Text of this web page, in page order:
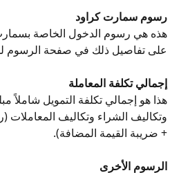
رسوم سمارت كراود
هذه هي رسوم الدخول الخاصة
على تفاصيل ذلك في صفحة الرسوم
إجمالي تكلفة المعاملة
هذا هو إجمالي تكلفة التمويل شاملاً
+ ضريبة القيمة المضافة).
الرسوم الأخرى